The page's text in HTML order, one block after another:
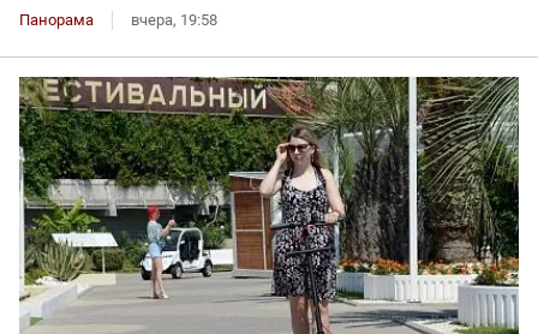
Панорама вчера, 19:58